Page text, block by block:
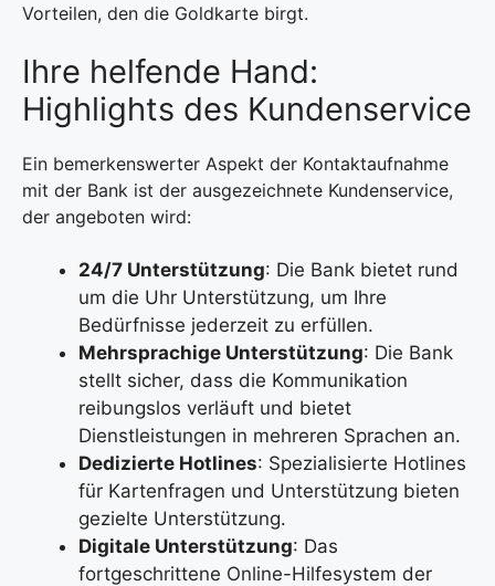
Vorteilen, den die Goldkarte birgt.
Ihre helfende Hand:
Highlights des Kundenservice
Ein bemerkenswerter Aspekt der Kontaktaufnahme
mit der Bank ist der ausgezeichnete Kundenservice,
der angeboten wird:
24/7 Unterstützung: Die Bank bietet rund
um die Uhr Unterstützung, um Ihre
Bedürfnisse jederzeit zu erfüllen.
Mehrsprachige Unterstützung: Die Bank
stellt sicher, dass die Kommunikation
reibungslos verläuft und bietet
Dienstleistungen in mehreren Sprachen an.
Dedizierte Hotlines: Spezialisierte Hotlines
für Kartenfragen und Unterstützung bieten
gezielte Unterstützung.
Digitale Unterstützung: Das
fortgeschrittene Online-Hilfesystem der